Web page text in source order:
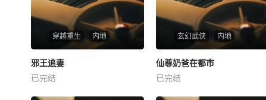
穿越重生 内地
邪王追妻
未知
邪王追妻
已完结
玄幻武侠 内地
仙尊奶爸在都市
未知
仙尊奶爸在都市
已完结